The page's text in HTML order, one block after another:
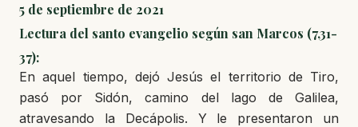
5 de septiembre de 2021
Lectura del santo evangelio según san Marcos (7,31-
37):
En aquel tiempo, dejó Jesús el territorio de Tiro,
pasó por Sidón, camino del lago de Galilea,
atravesando la Decápolis. Y le presentaron un